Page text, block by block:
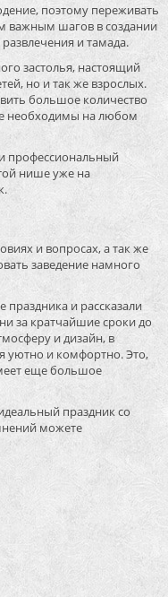
поэтому переживать
важным шагов в создании
и тамада.
застолья, настоящий
но и так же взрослых.
большое количество
необходимы на любом
профессиональный
нише уже на
и вопросах, а так же
заведение намного
праздника и рассказали
за кратчайшие сроки до
и дизайн, в
уютно и комфортно. Это,
еще большое
праздник со
можете